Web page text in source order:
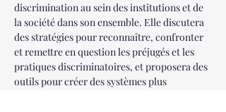
discrimination au sein des institutions et de
la société dans son ensemble. Elle discutera
des stratégies pour reconnaître, confronter
et remettre en question les préjugés et les
pratiques discriminatoires, et proposera des
outils pour créer des systèmes plus